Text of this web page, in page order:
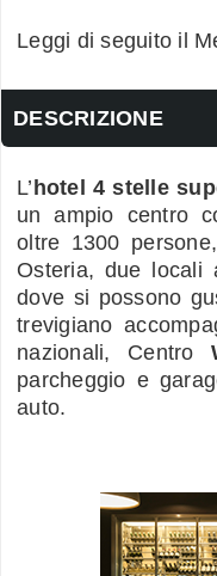
Leggi di seguito il
DESCRIZIONE
L’hotel 4 stelle
un ampio centro
oltre 1300
Osteria, due locali
dove si possono
trevigiano
nazionali, Centro
parcheggio e
auto.